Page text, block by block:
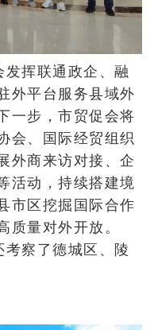
挥联通政企、融
外平台服务县域外
一步，市贸促会将
会、国际经贸组织
外商来访对接、企
活动，持续搭建境
市区挖掘国际合作
质量对外开放。
察了德城区、陵